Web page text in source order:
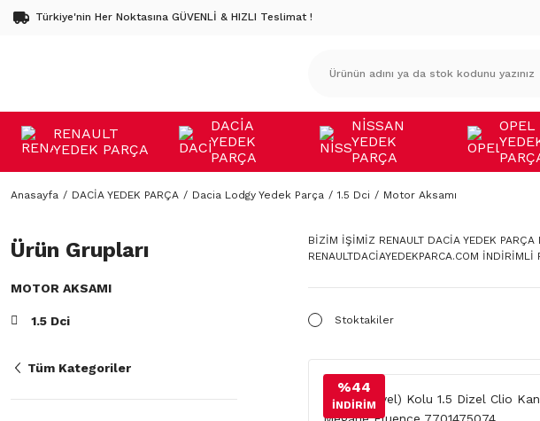
Türkiye'nin Her Noktasına GÜVENLİ & HIZLI Teslimat !
RENAULT
YEDEK PARÇA
DACİA
YEDEK
PARÇA
NİSSAN
YEDEK
PARÇA
OPEL
Anasayfa DACİA YEDEK PARÇA Dacia Lodgy Yedek Parça 1.5 Dci Motor Aksamı
Ürün Grupları
MOTOR AKSAMI
1.5 Dci
Tüm Kategoriler
BİZİM İŞİMİZ RENAULT DACİA YEDEK PARÇA
RENAULTDACİAYEDEKPARCA.COM İNDİRİMLİ
Stoktakiler
%44
İNDİRİM
Piston (Biyel) Kolu 1.5 Dizel Clio